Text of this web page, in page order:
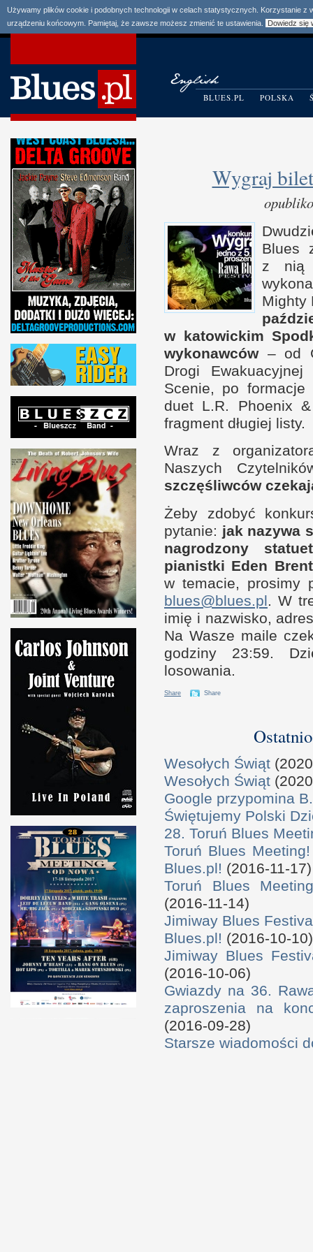
Używamy plików cookie i podobnych technologii w celach statystycznych. Korzystanie
urządzeniu końcowym. Pamiętaj, że zawsze możesz zmienić te ustawienia.
Dowiedz się
BLUES.PL POLSKA
Wygraj
Blues
z nią
Mighty
w katowickim
wykonawców– od
Drogi
Scenie, po
duet L.R. Phoenix
fragment długiej listy.
Wraz z o
Naszych
szczęśliwców
Żeby zdobyć
pytanie: jak nazywa
nagrodzony
pianistki Eden
w temacie, prosimy
blues@blues.pl. W t
imię i nazwisko,
Na Wasze maile
godziny 23:59.
losowania.
Share Share
Wesołych Świąt
Wesołych Świąt
Google przypomina
Świętujemy Polski
28. Toruń Blues
Toruń Blues
Blues.pl! (2016-11-17)
Toruń Blues
(2016-11-14)
Jimiway Blues
Blues.pl! (2016-10-10)
Jimiway Blues
(2016-10-06)
Gwiazdy na 36.
zaproszenia na
(2016-09-28)
Starsze wiadomości